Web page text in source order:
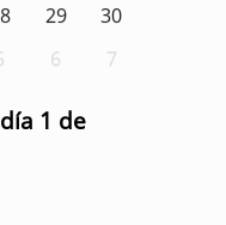
29
30
6 7
1 de